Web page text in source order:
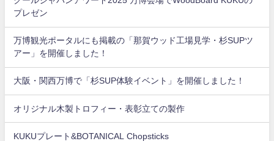
プレゼン
万博観光ポータルにも掲載の「那賀ウッド工場見学・杉SUPツ
アー」を開催しました！
大阪・関西万博で「杉SUP体験イベント」を開催しました！
オリジナル木製トロフィー・表彰立ての製作
KUKUプレート&BOTANICAL Chopsticks